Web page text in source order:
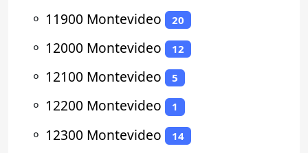
⚬ 11900 Montevideo 20
⚬ 12000 Montevideo 12
⚬ 12100 Montevideo 5
⚬ 12200 Montevideo 1
⚬ 12300 Montevideo 14